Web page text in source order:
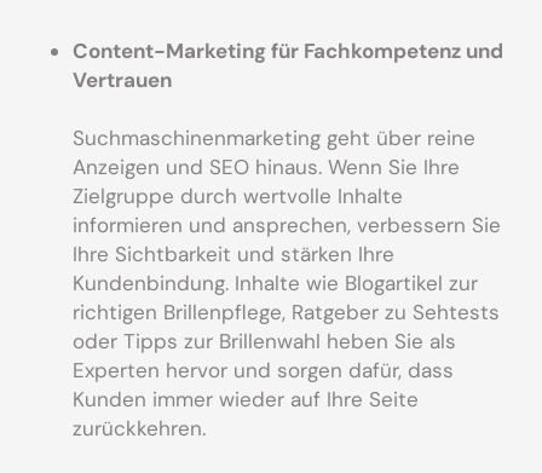
Content-Marketing für Fachkompetenz und
Vertrauen
Suchmaschinenmarketing geht über reine
Anzeigen und SEO hinaus. Wenn Sie Ihre
Zielgruppe durch wertvolle Inhalte
informieren und ansprechen, verbessern Sie
Ihre Sichtbarkeit und stärken Ihre
Kundenbindung. Inhalte wie Blogartikel zur
richtigen Brillenpflege, Ratgeber zu Sehtests
oder Tipps zur Brillenwahl heben Sie als
Experten hervor und sorgen dafür, dass
Kunden immer wieder auf Ihre Seite
zurückkehren.